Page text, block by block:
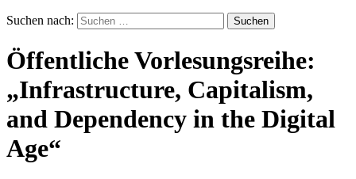
Suchen nach:
Öffentliche Vorlesungsreihe:
„Infrastructure, Capitalism,
and Dependency in the Digital
Age“